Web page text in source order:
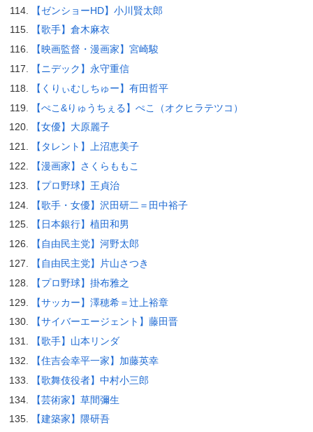
【ゼンショーHD】小川賢太郎
【歌手】倉木麻衣
【映画監督・漫画家】宮崎駿
【ニデック】永守重信
【くりぃむしちゅー】有田哲平
【ぺこ&りゅうちぇる】ぺこ（オクヒラテツコ）
【女優】大原麗子
【タレント】上沼恵美子
【漫画家】さくらももこ
【プロ野球】王貞治
【歌手・女優】沢田研二＝田中裕子
【日本銀行】植田和男
【自由民主党】河野太郎
【自由民主党】片山さつき
【プロ野球】掛布雅之
【サッカー】澤穂希＝辻上裕章
【サイバーエージェント】藤田晋
【歌手】山本リンダ
【住吉会幸平一家】加藤英幸
【歌舞伎役者】中村小三郎
【芸術家】草間彌生
【建築家】隈研吾